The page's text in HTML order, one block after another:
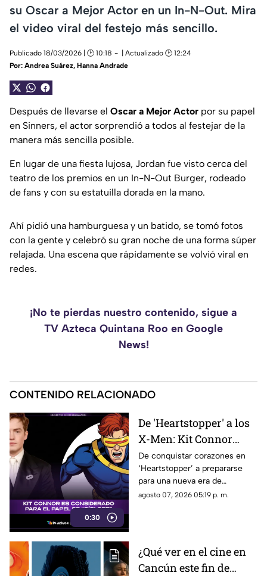
su Oscar a Mejor Actor en un In-N-Out. Mira
el video viral del festejo más sencillo.
Publicado 18/03/2026 | 🕑 10:18
| Actualizado 🕑 12:24
Por: Andrea Suárez, Hanna Andrade
Después de llevarse el Oscar a Mejor Actor por su papel
en Sinners, el actor sorprendió a todos al festejar de la
manera más sencilla posible.
En lugar de una fiesta lujosa, Jordan fue visto cerca del
teatro de los premios en un In-N-Out Burger, rodeado
de fans y con su estatuilla dorada en la mano.
Ahí pidió una hamburguesa y un batido, se tomó fotos
con la gente y celebró su gran noche de una forma súper
relajada. Una escena que rápidamente se volvió viral en
redes.
¡No te pierdas nuestro contenido, sigue a
TV Azteca Quintana Roo en Google
News!
CONTENIDO RELACIONADO
0:30
De 'Heartstopper' a los
X-Men: Kit Connor
podría llegar al
universo Marvel como
Cíclope
De conquistar corazones en
‘Heartstopper’ a prepararse
para una nueva era de
superhéroes. Kit Connor
agosto 07, 2026 05:19 p. m.
¿Qué ver en el cine en
Cancún este fin de